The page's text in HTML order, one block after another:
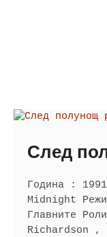
След
Година :
Midnight
Главните
Richardson ,